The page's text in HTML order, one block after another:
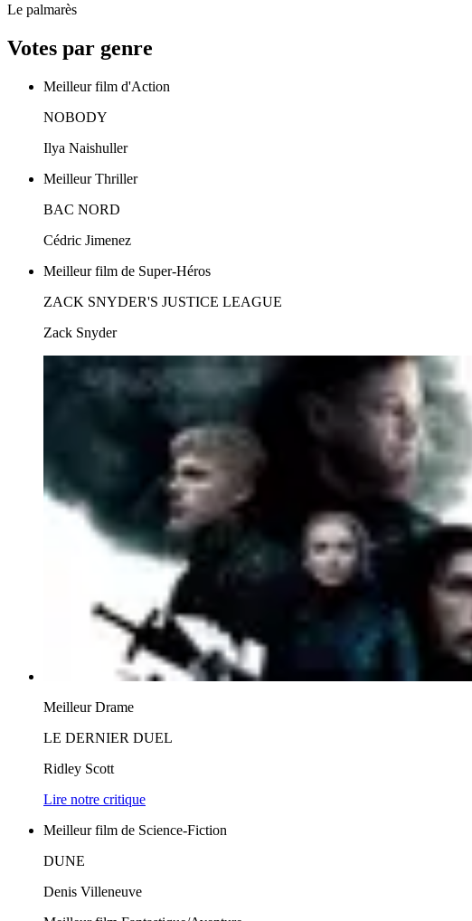
Le palmarès
Votes par genre
Meilleur film d'Action
NOBODY
Ilya Naishuller
Meilleur Thriller
BAC NORD
Cédric Jimenez
Meilleur film de Super-Héros
ZACK SNYDER'S JUSTICE LEAGUE
Zack Snyder
Meilleur Drame
LE DERNIER DUEL
Ridley Scott
Lire notre critique
Meilleur film de Science-Fiction
DUNE
Denis Villeneuve